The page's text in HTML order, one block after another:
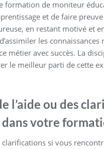
formation de moniteur
et de faire
en restant motivé et
les
métier avec succès. La
le meilleur parti de cette
l’aide ou des
votre
clarifications si vous